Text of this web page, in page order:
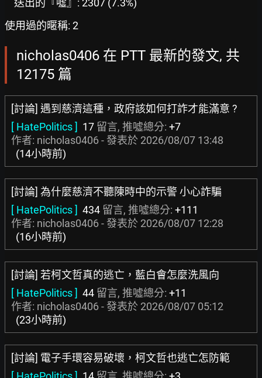
送出的『噓』: 2307 (7.3%)
使用過的暱稱: 2
nicholas0406 在 PTT 最新的發文, 共
12175 篇
[討論] 遇到慈濟這種，政府該如何打詐才能滿意 ?
[ HatePolitics ] 17 留言, 推噓總分: +7
作者: nicholas0406 - 發表於 2026/08/07 13:48
(14小時前)
[討論] 為什麼慈濟不聽陳時中的示警 小心詐騙
[ HatePolitics ] 434 留言, 推噓總分: +111
作者: nicholas0406 - 發表於 2026/08/07 12:28
(16小時前)
[討論] 若柯文哲真的逃亡，藍白會怎麼洗風向
[ HatePolitics ] 44 留言, 推噓總分: +11
作者: nicholas0406 - 發表於 2026/08/07 05:12
(23小時前)
[討論] 電子手環容易破壞，柯文哲也逃亡怎防範